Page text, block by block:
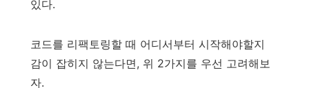
있다.
코드를 리팩토링할 때 어디서부터 시작해야할지
감이 잡히지 않는다면, 위 2가지를 우선 고려해보
자.